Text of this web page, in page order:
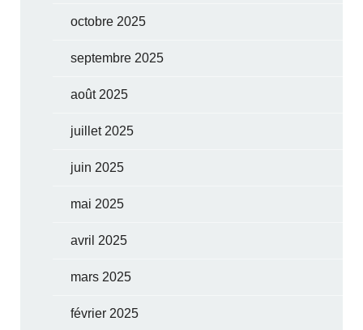
octobre 2025
septembre 2025
août 2025
juillet 2025
juin 2025
mai 2025
avril 2025
mars 2025
février 2025